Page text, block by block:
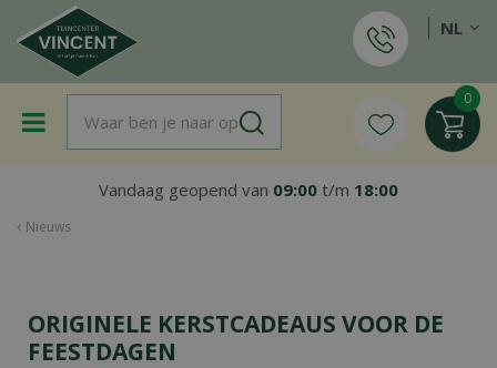
a
Nieuws
Vandaag geopend van 09:00 t/m 18:00
NL
ORIGINELE KERSTCADEAUS VOOR DE
FEESTDAGEN